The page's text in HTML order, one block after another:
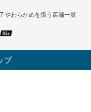
やわらかめを扱う店舗一覧
プ